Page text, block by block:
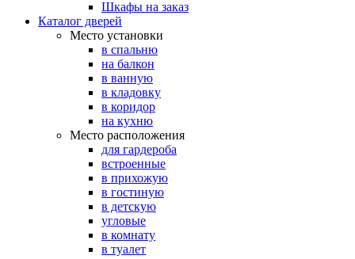
Шкафы на заказ
Каталог дверей
Место установки
в спальню
на балкон
в ванную
в кладовку
в коридор
на кухню
Место расположения
для гардероба
встроенные
в прихожую
в гостиную
в детскую
угловые
в комнату
в туалет